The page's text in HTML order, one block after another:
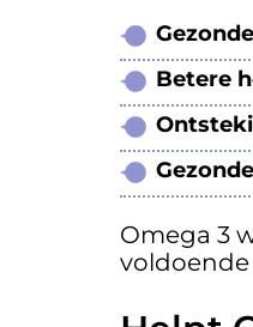
Betere
Omega 3